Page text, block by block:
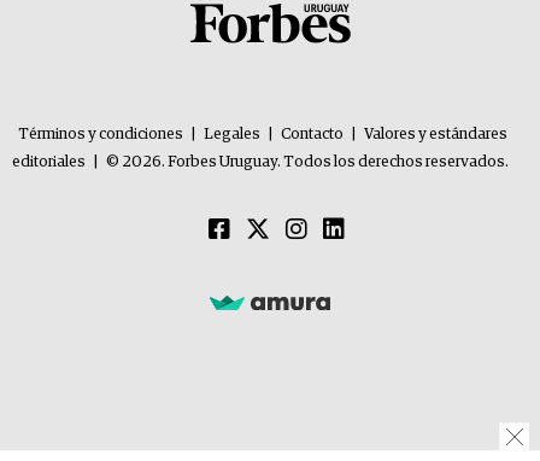
Términos y condiciones Legales Contacto
Valores y estándares
editoriales
© 2026. Forbes Uruguay. Todos los derechos reservados.